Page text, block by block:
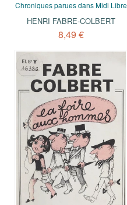
Chroniques parues dans Midi Libre
HENRI FABRE-COLBERT
8,49 €